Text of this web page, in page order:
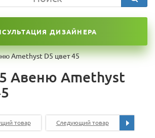
ДИЗАЙНЕРА
Amethyst D5 цвет 45
Авеню Amethyst
товар Следующий товар